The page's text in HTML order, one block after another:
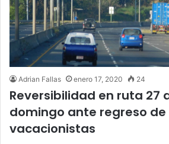
Adrian Fallas enero 17, 2020 24
Reversibilidad en ruta 27
domingo ante regreso de
vacacionistas